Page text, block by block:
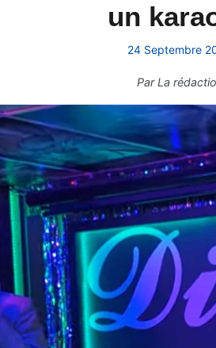
un
24 Septembre
ParLa